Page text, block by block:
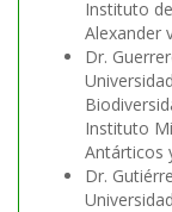
Instituto
Alexander
Dr.
Instituto
Antárticos
Dr.